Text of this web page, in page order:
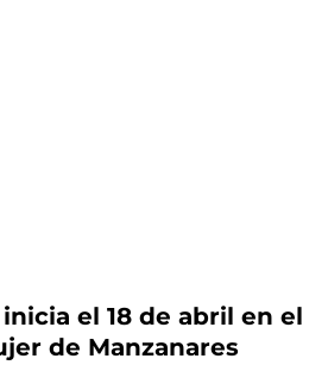
el 18 de abril en el
de Manzanares